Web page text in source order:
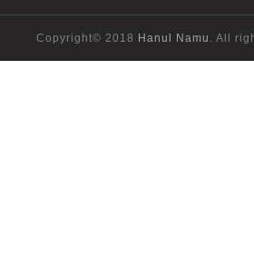
Copyright© 2018 Hanul Namu . All